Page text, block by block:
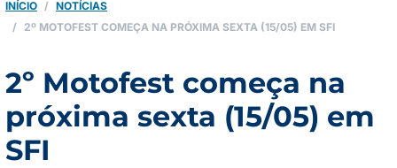
INÍCIO
NOTÍCIAS
2º MOTOFEST COMEÇA NA PRÓXIMA SEXTA (15/05) EM SFI
2º Motofest começa na
próxima sexta (15/05) em
SFI